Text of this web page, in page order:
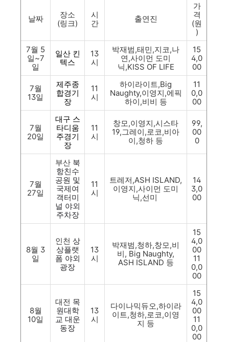
날짜
장소
(링크)
시
간
출연진
가
격
(원
)
7월 5
일~7
일
일산 킨
텍스
13
시
박재범,태민,지코,나
연,사이먼 도미
닉,KISS OF LIFE
15
4,0
00
7월
13일
제주종
합경기
장
11
시
하이라이트,Big
Naughty,이영지,에픽
하이,비비 등
11
0,0
00
7월
20일
대구 스
타디움
주경기
장
11
시
창모,이영지,시스타
19,그레이,로코,비아
이,청하 등
99,
00
0
7월
27일
부산 북
항친수
공원 및
국제여
객터미
널 야외
주차장
11
시
트레저,ASH ISLAND,
이영지,사이먼 도미
닉,선미
14
3,0
00
8월 3
일
인천 상
상플랫
폼 야외
광장
13
시
박재범,청하,창모,비
비, Big Naughty,
ASH ISLAND 등
15
4,0
00
11
0,0
00
8월
10일
대전 목
원대학
교 대운
동장
13
시
다이나믹듀오,하이라
이트,청하,로코,이영
지 등
15
4,0
00
11
0,0
00